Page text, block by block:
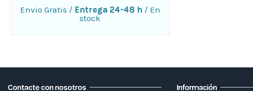
Envio Gratis / Entrega 24-48 h / En
stock
Contacte con nosotros Información